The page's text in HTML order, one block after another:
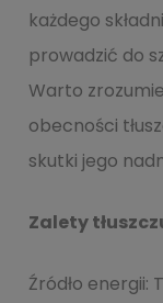
każdego
prowadzić do
Warto
obecności
skutki jego
Zalety
Źródło energii: